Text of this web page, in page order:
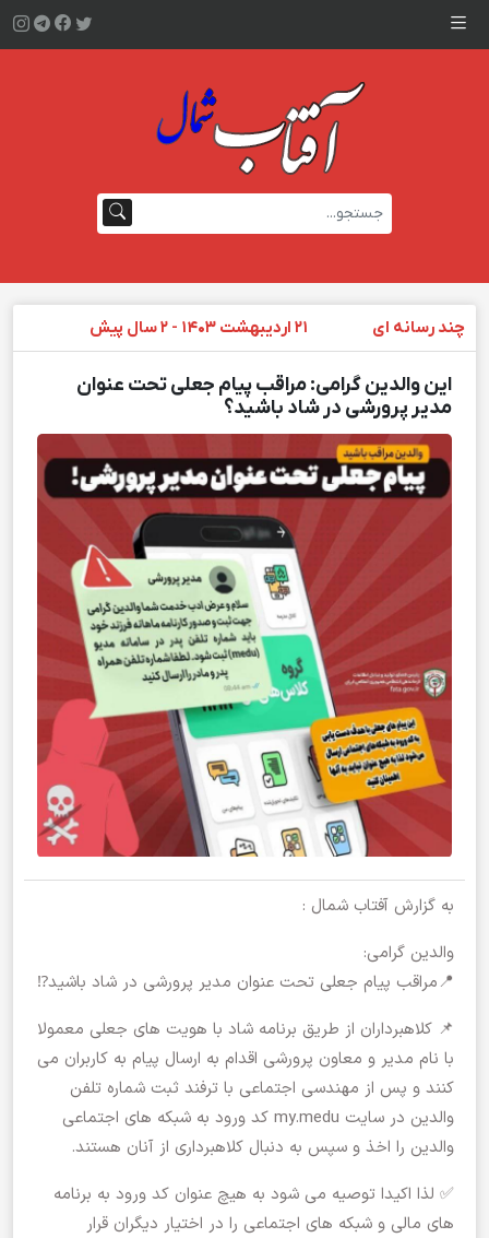
چند رسانه ای ۲۱ اردیبهشت ۱۴۰۳ - ۲ سال پیش
این والدین گرامی: مراقب پیام جعلی تحت عنوان
مدیر پرورشی در شاد باشید؟
به گزارش آفتاب شمال :
والدین گرامی:
📍مراقب پیام جعلی تحت عنوان مدیر پرورشی در شاد باشید⁉
📌 کلاهبرداران از طریق برنامه شاد با هویت های جعلی معمولا
با نام مدیر و معاون پرورشی اقدام به ارسال پیام به کاربران می
کنند و پس از مهندسی اجتماعی با ترفند ثبت شماره تلفن
والدین در سایت my.medu کد ورود به شبکه های اجتماعی
والدین را اخذ و سپس به دنبال کلاهبرداری از آنان هستند.
✅ لذا اکیدا توصیه می شود به هیچ عنوان کد ورود به برنامه
های مالی و شبکه های اجتماعی را در اختیار دیگران قرار